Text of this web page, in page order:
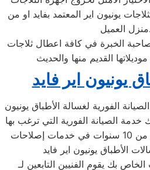
يونيون اير المعتمد بفايد او من
منزل العميل.
صاحبة الخبرة في كافة اعطال ثلاجات
يونيون اير فايد
الفورية لغسالة الأطباق يونيون
كما إننا نمتلك خبرة أكثر من 10 سنوات في خدمات إصلاحات
بك يقوم الفنيين التابعين لـ